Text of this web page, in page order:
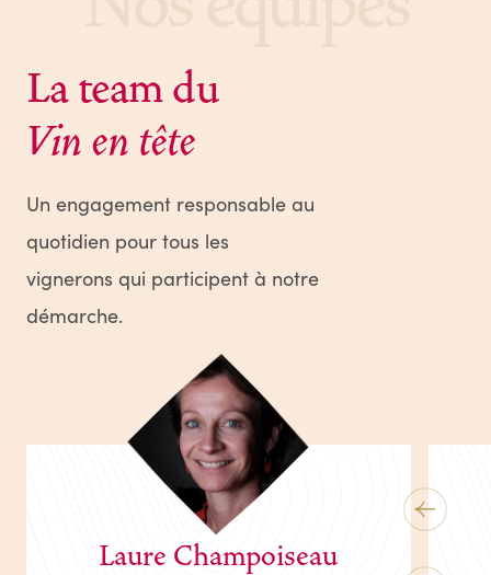
La team du
Vin en tête
Un engagement responsable au
quotidien pour tous les
vignerons qui participent à notre
démarche.
Laure Champoiseau